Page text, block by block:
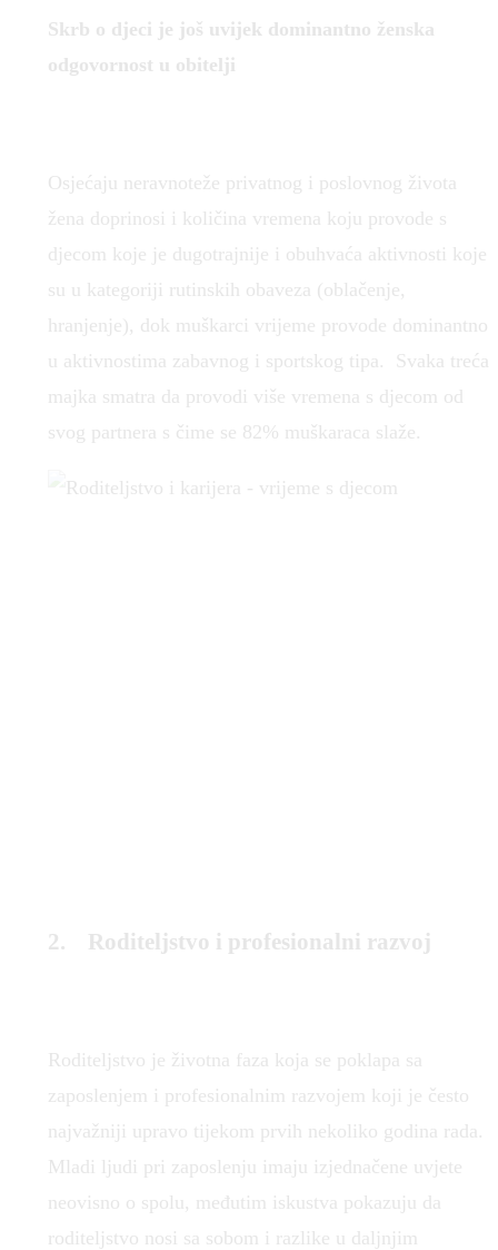
Skrb o djeci je još uvijek dominantno ženska
odgovornost u obitelji
Osjećaju neravnoteže privatnog i poslovnog života
žena doprinosi i količina vremena koju provode s
djecom koje je dugotrajnije i obuhvaća aktivnosti koje
su u kategoriji rutinskih obaveza (oblačenje,
hranjenje), dok muškarci vrijeme provode dominantno
u aktivnostima zabavnog i sportskog tipa. Svaka treća
majka smatra da provodi više vremena s djecom od
svog partnera s čime se 82% muškaraca slaže.
2. Roditeljstvo i profesionalni razvoj
Roditeljstvo je životna faza koja se poklapa sa
zaposlenjem i profesionalnim razvojem koji je često
najvažniji upravo tijekom prvih nekoliko godina rada.
Mladi ljudi pri zaposlenju imaju izjednačene uvjete
neovisno o spolu, međutim iskustva pokazuju da
roditeljstvo nosi sa sobom i razlike u daljnjim